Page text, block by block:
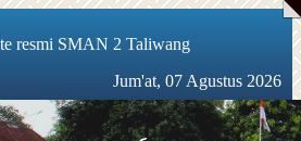
resmi SMAN 2 Taliwang
Jum'at, 07 Agustus 2026